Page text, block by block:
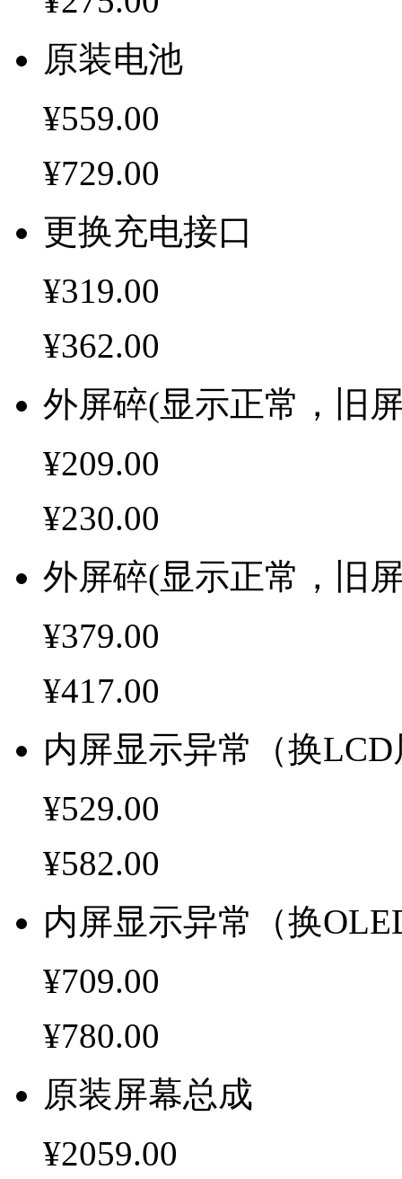
原装电池
¥559.00
¥729.00
更换充电接口
¥319.00
¥362.00
外屏碎(显示正常，旧
¥209.00
¥230.00
外屏碎(显示正常，旧
¥379.00
¥417.00
内屏显示异常（换
¥529.00
¥582.00
内屏显示异常（换
¥709.00
¥780.00
原装屏幕总成
¥2059.00